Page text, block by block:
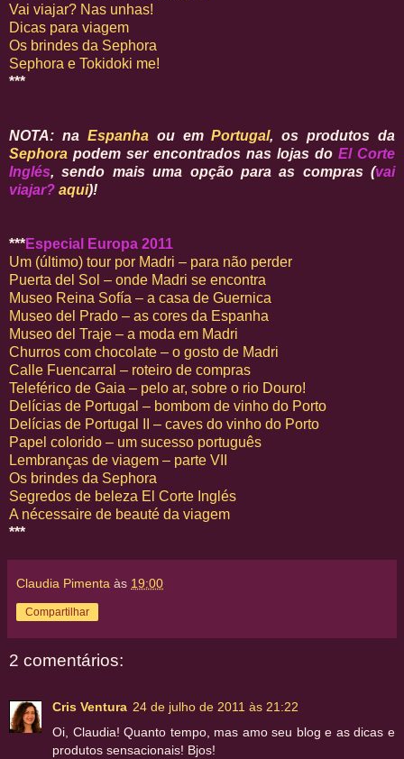
Vai viajar? Nas unhas!
Dicas para viagem
Os brindes da Sephora
Sephora e Tokidoki me!
***
NOTA: na Espanha ou emPortugal, os produtos da
Sephora podem ser encontrados nas lojas do El Corte
Inglés, sendo mais uma opção para as compras (vai
viajar? aqui)!
***Especial Europa 2011
Um (último) tour por Madri – para não perder
Puerta del Sol – onde Madri se encontra
Museo Reina Sofía – a casa de Guernica
Museo del Prado – as cores da Espanha
Museo del Traje – a moda em Madri
Churros com chocolate – o gosto de Madri
Calle Fuencarral – roteiro de compras
Teleférico de Gaia – pelo ar, sobre o rio Douro!
Delícias de Portugal – bombom de vinho do Porto
Delícias de Portugal II – caves do vinho do Porto
Papel colorido – um sucesso português
Lembranças de viagem – parte VII
Os brindes da Sephora
Segredos de beleza El Corte Inglés
A nécessaire de beauté da viagem
***
Claudia Pimenta às 19:00
Compartilhar
2 comentários:
Cris Ventura 24 de julho de 2011 às 21:22
Oi, Claudia! Quanto tempo, mas amo seu blog e as dicas e
produtos sensacionais! Bjos!